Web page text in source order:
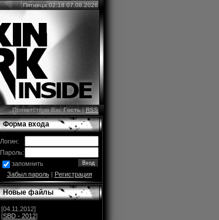
Пятница 02:18 07.08.2026
Приветствую ВасГость|RSS
Форма входа
Логин:
Пароль:
запомнить
Забыл пароль| Регистрация
Новые файлы
[04.11.2012]
[SBD - 2012]